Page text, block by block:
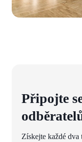
Připojte
Získejte každé